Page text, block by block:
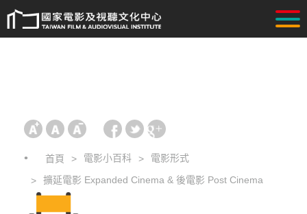
首頁 電影小百科
電影形式
擴延電影 Expanded Cinema & 後電影 Post Cinema